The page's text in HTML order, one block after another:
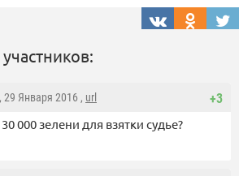
+3
, 29 Января 2016 , url
000 зелени для взятки судье?